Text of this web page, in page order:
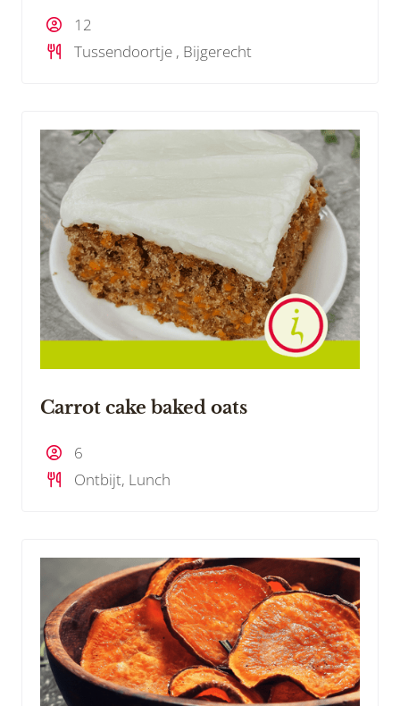
12
Tussendoortje , Bijgerecht
Carrot cake baked oats
6
Ontbijt, Lunch